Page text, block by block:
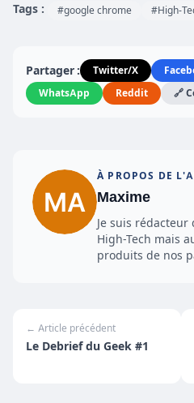
Tags : #google chrome #High-
Partager : Twitter/X
WhatsApp
Reddit 🔗
À PROPOS DE
Maxime
Je suis
High-Tech mais
produits de nos
← Article précédent
Le Debrief du Geek #1